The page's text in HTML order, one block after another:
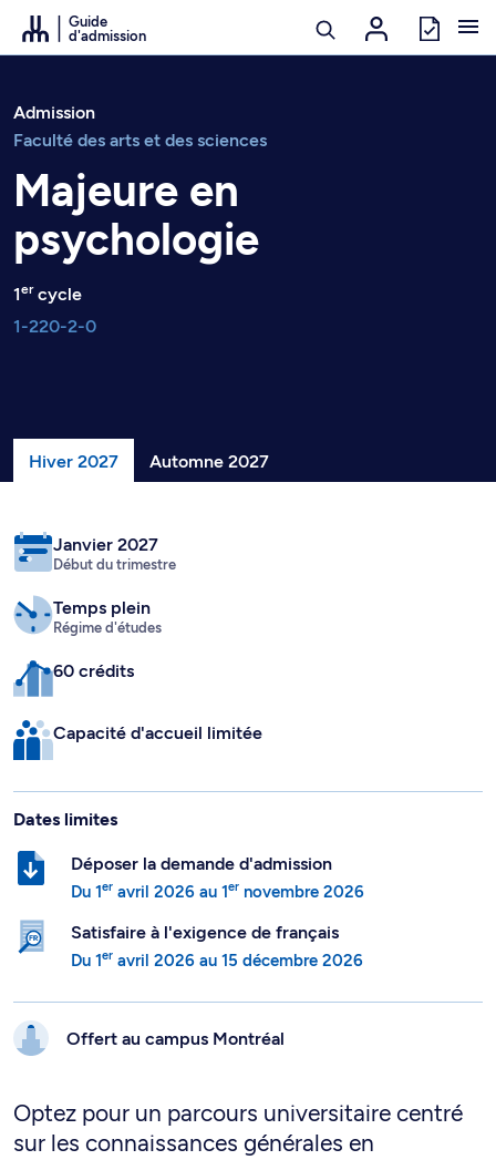
Passer au contenu
Guide
d'admission
Admission
Faculté des arts et des sciences
Majeure en
psychologie
1ercycle
1-220-2-0
Hiver 2027 Automne 2027
Janvier 2027
Début du trimestre
Temps plein
Régime d'études
60 crédits
Capacité d'accueil limitée
Dates limites
Déposer la demande d'admission
Du 1er avril 2026 au 1er novembre 2026
Satisfaire à l'exigence de français
Du 1er avril 2026 au 15 décembre 2026
Offert au campus Montréal
Optez pour un parcours universitaire centré
sur les connaissances générales en